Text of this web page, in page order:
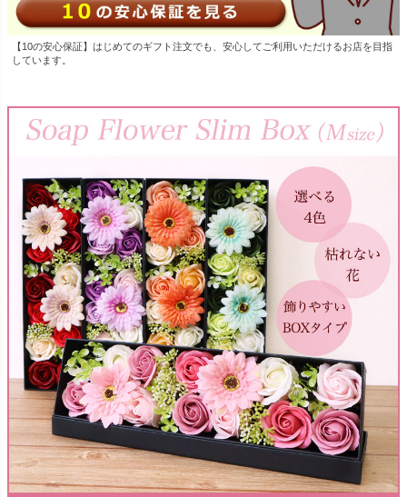
【10の安心保証】はじめてのギフト注文でも、安心してご利用いただけるお店を目指
しています。